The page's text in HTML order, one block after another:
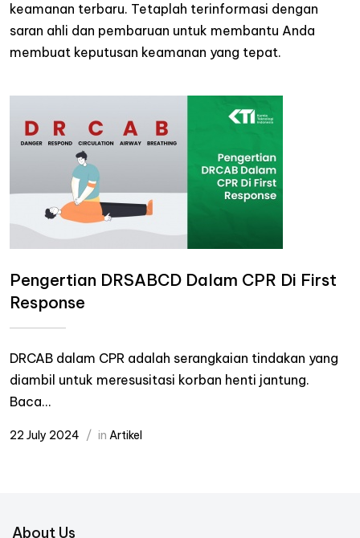
keamanan terbaru. Tetaplah terinformasi dengan
saran ahli dan pembaruan untuk membantu Anda
membuat keputusan keamanan yang tepat.
Pengertian DRSABCD Dalam CPR Di First
Response
DRCAB dalam CPR adalah serangkaian tindakan yang
diambil untuk meresusitasi korban henti jantung.
Baca...
22 July 2024 in Artikel
About Us